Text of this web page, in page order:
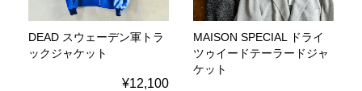
DEAD スウェーデン軍トラ
ックジャケット
¥12,100
MAISON SPECIAL ドライ
ツゥイードテーラードジャ
ケット